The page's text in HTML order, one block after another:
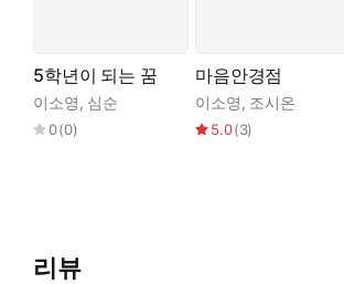
5학년이 되는 꿈
이소영, 심순
0(0)
마음안경점
이소영, 조시온
5.0(3)
리뷰